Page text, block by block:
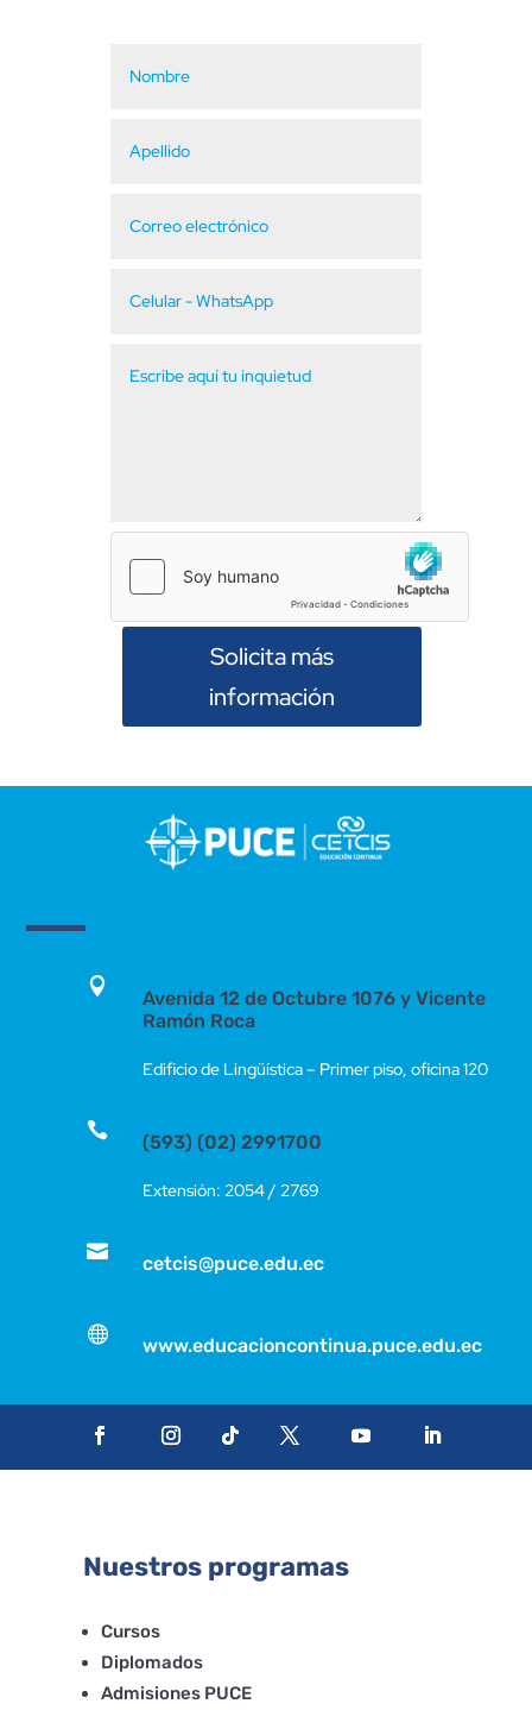
Solicita más
información

Avenida 12 de Octubre 1076 y Vicente
Ramón Roca
Edificio de Lingüística – Primer piso, oficina 120

(593) (02) 2991700
Extensión: 2054 / 2769

cetcis@puce.edu.ec

www.educacioncontinua.puce.edu.ec
Nuestros programas
Cursos
Diplomados
Admisiones PUCE